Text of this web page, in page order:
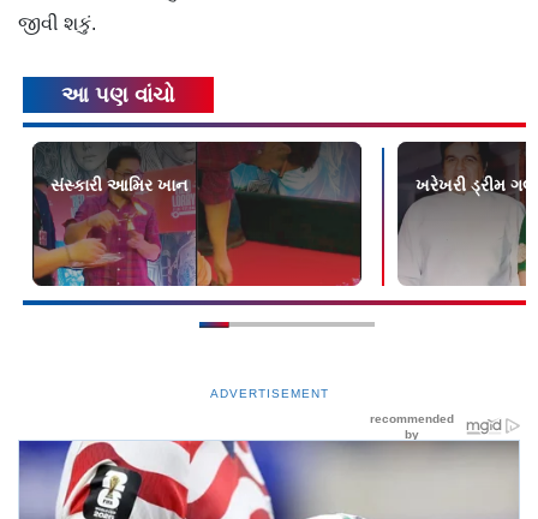
જીવી શકું.
આ પણ વાંચો
સંસ્કારી આમિર ખાન ખરેખરી ડ્રીમ
ADVERTISEMENT